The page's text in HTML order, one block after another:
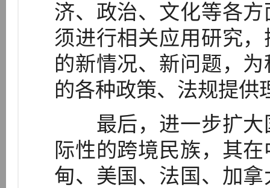
济、政治、文化等各
须进行相关应用研究
的新情况、新问题，
的各种政策、法规提供
最后，进一步扩大
际性的跨境民族，其
甸、美国、法国、加